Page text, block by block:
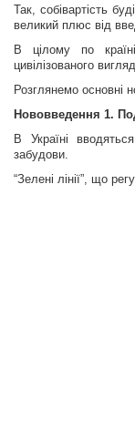
Так, собівартість
великий плюс від
В цілому по
цивілізованого
Розглянемо основні
Нововведення 1.
В Україні
забудови.
“Зелені лінії”, що